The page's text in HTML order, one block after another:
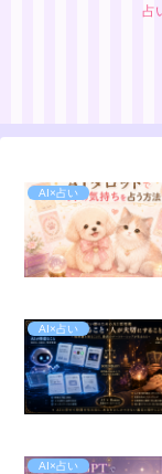
占
AI×占い
AI×占い
AI×占い